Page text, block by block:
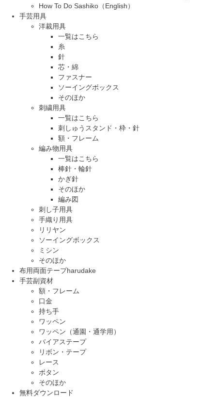
How To Do Sashiko（English）
手芸用具
洋裁用具
一覧はこちら
糸
針
芯・綿
ファスナー
ソーイングボックス
そのほか
刺繍用具
一覧はこちら
刺しゅうスタンド・枠・針
額・フレーム
編み物用具
一覧はこちら
棒針・輪針
かぎ針
そのほか
編み図
刺し子用具
手織り用具
リリヤン
ソーイングボックス
ミシン
そのほか
布用両面テープharudake
手芸副資材
額・フレーム
口金
持ち手
ワッペン
ワッペン（通園・通学用）
バイアステープ
リボン・テープ
レース
ボタン
そのほか
無料ダウンロード